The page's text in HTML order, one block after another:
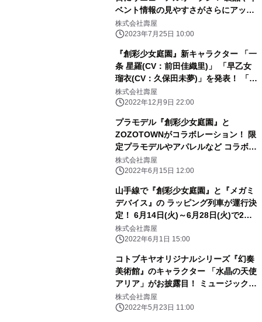
ベント情報の見やすさがさらにアッ
プ！
株式会社壽屋
2023年7月25日 10:00
『創彩少女庭園』新キャラクター 「一
条 星羅(CV：前田佳織里)」 「早乙女
瑠衣(CV：久保田未夢)」を発表！ 「小
石川 エマ」のプラモデル化も決定！
株式会社壽屋
2022年12月9日 22:00
プラモデル『創彩少女庭園』と
ZOZOTOWNがコラボレーション！ 限
定プラモデルやアパレルなど コラボア
イテムを6月17日より販売開始
株式会社壽屋
2022年6月15日 12:00
山手線で『創彩少女庭園』と『メガミ
デバイス』の ラッピング列車が運行決
定！ 6月14日(火)～6月28日(火)で2編
成が オリジナルラッピングで走行予
定！
株式会社壽屋
2022年6月1日 15:00
コトブキヤオリジナルシリーズ『幻奏
美術館』のキャラクター 「水晶の天使
アリア」がお披露目！ ミュージックビ
デオやキャラクターボイスが公開され
るなど 最新情報が盛りだくさん！
株式会社壽屋
2022年5月23日 11:00